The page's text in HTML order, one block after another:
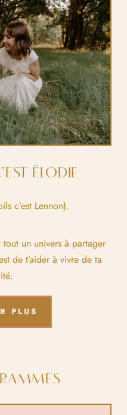
ËLODIE
c’est Lennon).
tout un univers à partager
de t’aider à vivre de ta
PLUS